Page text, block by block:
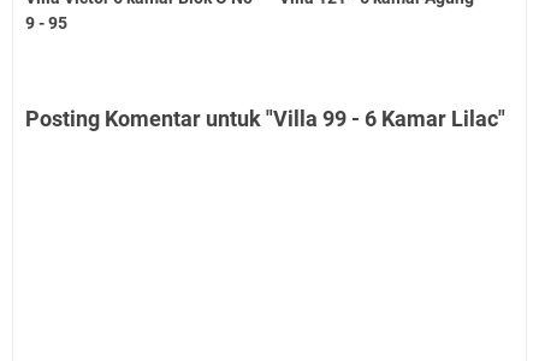
9 - 95
Posting Komentar untuk "Villa 99 - 6 Kamar Lilac"